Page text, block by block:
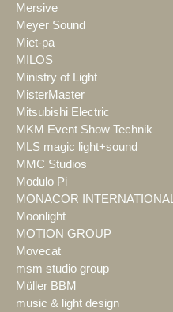
Mersive
Meyer Sound
Miet-pa
MILOS
Ministry of Light
MisterMaster
Mitsubishi Electric
MKM Event Show Technik
MLS magic light+sound
MMC Studios
Modulo Pi
MONACOR INTERNATIONAL
Moonlight
MOTION GROUP
Movecat
msm studio group
Müller BBM
music & light design